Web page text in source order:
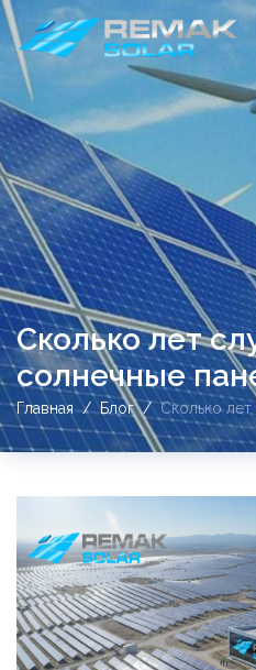
Сколько лет
солнечные
Главная Блог Сколько